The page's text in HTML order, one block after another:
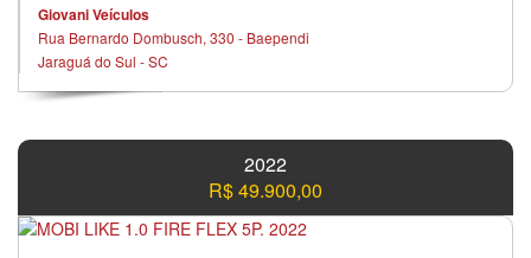
Giovani Veículos
Rua Bernardo Dombusch, 330 - Baependi
Jaraguá do Sul - SC
2022
R$ 49.900,00